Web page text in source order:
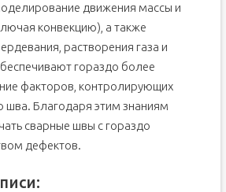
движения массы и
конвекцию), а также
растворения газа и
гораздо более
факторов, контролирующих
шва. Благодаря этим знаниям
сварные швы с гораздо
дефектов.